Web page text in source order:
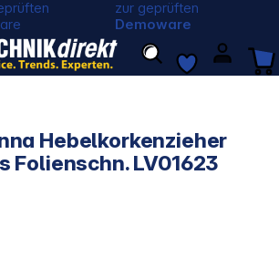
zur geprüften
Demoware
Hebelkorkenzieher
Folienschn. LV01623